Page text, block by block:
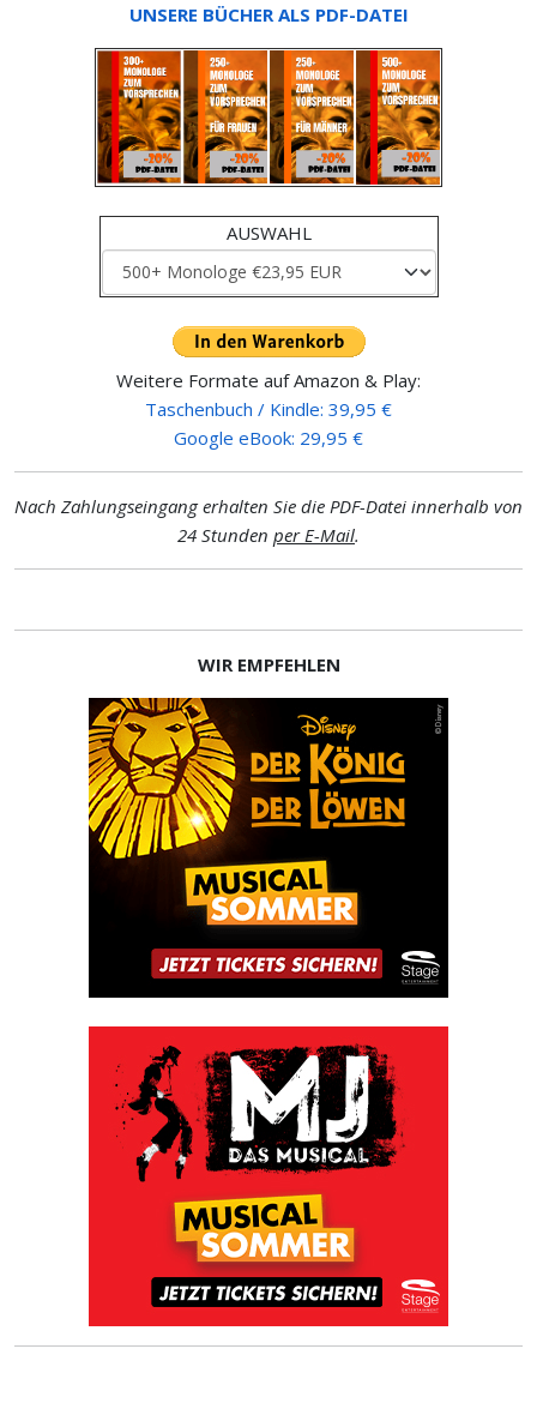
UNSERE BÜCHER ALS PDF-DATEI
AUSWAHL
Weitere Formate auf Amazon & Play:
Taschenbuch / Kindle: 39,95 €
Google eBook: 29,95 €
Nach Zahlungseingang erhalten Sie die PDF-Datei innerhalb von
24 Stunden per E-Mail.
WIR EMPFEHLEN